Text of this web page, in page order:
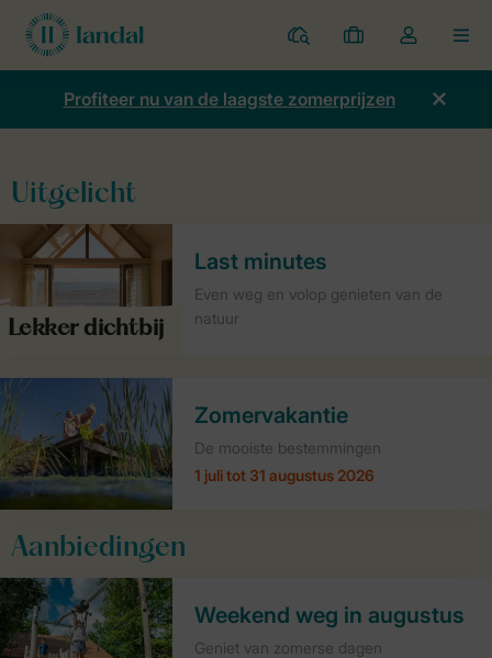
Parken
Mijn
boekingen
Open
de
dropdown
Profiteer nu van de laagste zomerprijzen
Uitgelicht
Last minutes
Even weg en volop genieten van de
natuur
Zomervakantie
De mooiste bestemmingen
1 juli tot 31 augustus 2026
Aanbiedingen
Weekend weg in augustus
Geniet van zomerse dagen